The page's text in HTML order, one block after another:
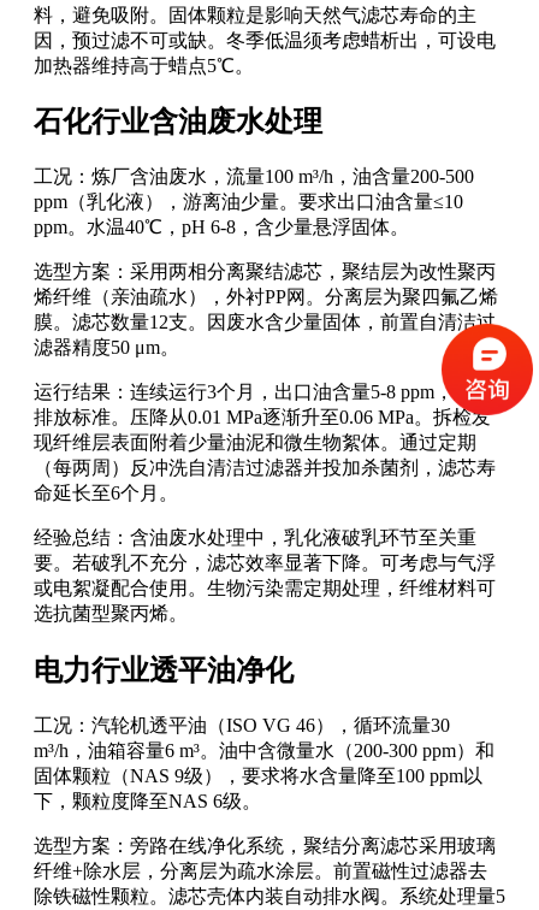
料，避免吸附。固体颗粒是影响天然气滤芯寿命的主
因，预过滤不可或缺。冬季低温须考虑蜡析出，可设电
加热器维持高于蜡点5℃。
石化行业含油废水处理
工况：炼厂含油废水，流量100 m³/h，油含量200-500
ppm（乳化液），游离油少量。要求出口油含量≤10
ppm。水温40℃，pH 6-8，含少量悬浮固体。
选型方案：采用两相分离聚结滤芯，聚结层为改性聚丙
烯纤维（亲油疏水），外衬PP网。分离层为聚四氟乙烯
膜。滤芯数量12支。因废水含少量固体，前置自清洁过
滤器精度50 μm。
运行结果：连续运行3个月，出口油含量5-8 ppm，满足
排放标准。压降从0.01 MPa逐渐升至0.06 MPa。拆检发
现纤维层表面附着少量油泥和微生物絮体。通过定期
（每两周）反冲洗自清洁过滤器并投加杀菌剂，滤芯寿
命延长至6个月。
经验总结：含油废水处理中，乳化液破乳环节至关重
要。若破乳不充分，滤芯效率显著下降。可考虑与气浮
或电絮凝配合使用。生物污染需定期处理，纤维材料可
选抗菌型聚丙烯。
电力行业透平油净化
工况：汽轮机透平油（ISO VG 46），循环流量30
m³/h，油箱容量6 m³。油中含微量水（200-300 ppm）和
固体颗粒（NAS 9级），要求将水含量降至100 ppm以
下，颗粒度降至NAS 6级。
选型方案：旁路在线净化系统，聚结分离滤芯采用玻璃
纤维+除水层，分离层为疏水涂层。前置磁性过滤器去
除铁磁性颗粒。滤芯壳体内装自动排水阀。系统处理量5